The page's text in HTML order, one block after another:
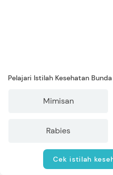
Pelajari Istilah Kesehatan
Mimisan
Rabies
Cek istilah